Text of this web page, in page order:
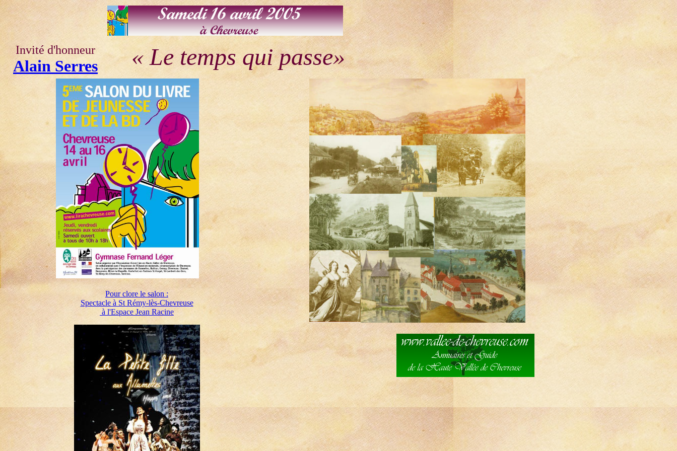
Invité d'honneur
Alain Serres «Le temps qui passe»
Pour clore le salon :
Spectacle à St Rémy-lès-Chevreuse
à l'Espace Jean Racine